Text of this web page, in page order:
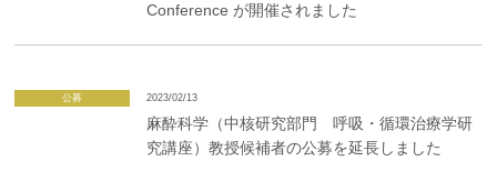
Conference が開催されました
公募 2023/02/13
麻酔科学（中核研究部門 呼吸・循環治療学研
究講座）教授候補者の公募を延長しました